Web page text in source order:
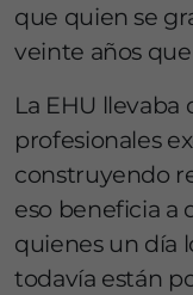
que quien se
veinte años
La EHU
profesionales
construyendo
eso beneficia a
quienes un día
todavía están